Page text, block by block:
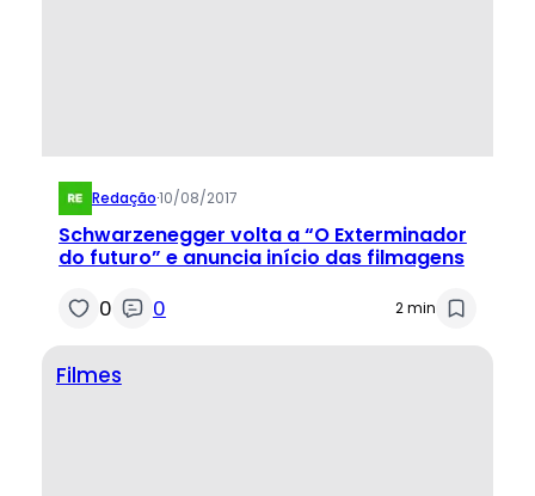
Redação·10/08/2017
Schwarzenegger volta a “O Exterminador
do futuro” e anuncia início das filmagens
0 0 2 min
Filmes